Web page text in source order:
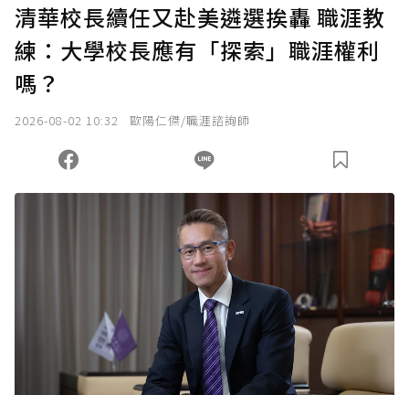
確認送出
您當前剩餘 U 利點數：0點；前往 購買點數
清華校長續任又赴美遴選挨轟 職涯教
練：大學校長應有「探索」職涯權利
嗎？
2026-08-02 10:32 歐陽仁傑/職涯諮詢師